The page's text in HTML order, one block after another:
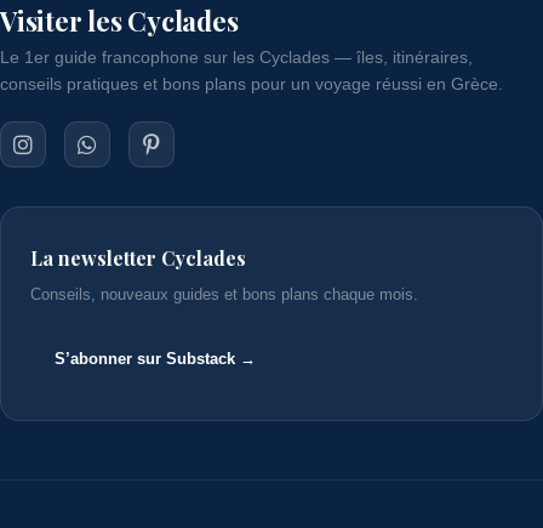
Visiter les Cyclades
Le 1er guide francophone sur les Cyclades — îles, itinéraires,
conseils pratiques et bons plans pour un voyage réussi en Grèce.
La newsletter Cyclades
Conseils, nouveaux guides et bons plans chaque mois.
S’abonner sur Substack →